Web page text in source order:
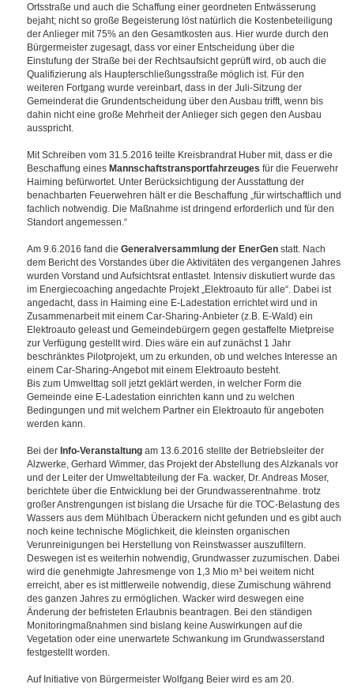
Ortsstraße und auch die Schaffung einer geordneten Entwässerung
bejaht; nicht so große Begeisterung löst natürlich die Kostenbeteiligung
der Anlieger mit 75% an den Gesamtkosten aus. Hier wurde durch den
Bürgermeister zugesagt, dass vor einer Entscheidung über die
Einstufung der Straße bei der Rechtsaufsicht geprüft wird, ob auch die
Qualifizierung als Haupterschließungsstraße möglich ist. Für den
weiteren Fortgang wurde vereinbart, dass in der Juli-Sitzung der
Gemeinderat die Grundentscheidung über den Ausbau trifft, wenn bis
dahin nicht eine große Mehrheit der Anlieger sich gegen den Ausbau
ausspricht.
Mit Schreiben vom 31.5.2016 teilte Kreisbrandrat Huber mit, dass er die
Beschaffung eines Mannschaftstransportfahrzeuges für die Feuerwehr
Haiming befürwortet. Unter Berücksichtigung der Ausstattung der
benachbarten Feuerwehren hält er die Beschaffung „für wirtschaftlich und
fachlich notwendig. Die Maßnahme ist dringend erforderlich und für den
Standort angemessen.“
Am 9.6.2016 fand die Generalversammlung der EnerGenstatt. Nach
dem Bericht des Vorstandes über die Aktivitäten des vergangenen Jahres
wurden Vorstand und Aufsichtsrat entlastet. Intensiv diskutiert wurde das
im Energiecoaching angedachte Projekt „Elektroauto für alle“. Dabei ist
angedacht, dass in Haiming eine E-Ladestation errichtet wird und in
Zusammenarbeit mit einem Car-Sharing-Anbieter (z.B. E-Wald) ein
Elektroauto geleast und Gemeindebürgern gegen gestaffelte Mietpreise
zur Verfügung gestellt wird. Dies wäre ein auf zunächst 1 Jahr
beschränktes Pilotprojekt, um zu erkunden, ob und welches Interesse an
einem Car-Sharing-Angebot mit einem Elektroauto besteht.
Bis zum Umwelttag soll jetzt geklärt werden, in welcher Form die
Gemeinde eine E-Ladestation einrichten kann und zu welchen
Bedingungen und mit welchem Partner ein Elektroauto für angeboten
werden kann.
Bei der Info-Veranstaltungam 13.6.2016 stellte der Betriebsleiter der
Alzwerke, Gerhard Wimmer, das Projekt der Abstellung des Alzkanals vor
und der Leiter der Umweltabteilung der Fa. wacker, Dr. Andreas Moser,
berichtete über die Entwicklung bei der Grundwasserentnahme. trotz
großer Anstrengungen ist bislang die Ursache für die TOC-Belastung des
Wassers aus dem Mühlbach Überackern nicht gefunden und es gibt auch
noch keine technische Möglichkeit, die kleinsten organischen
Verunreinigungen bei Herstellung von Reinstwasser auszufiltern.
Deswegen ist es weiterhin notwendig, Grundwasser zuzumischen. Dabei
wird die genehmigte Jahresmenge von 1,3 Mio m³ bei weitem nicht
erreicht, aber es ist mittlerweile notwendig, diese Zumischung während
des ganzen Jahres zu ermöglichen. Wacker wird deswegen eine
Änderung der befristeten Erlaubnis beantragen. Bei den ständigen
Monitoringmaßnahmen sind bislang keine Auswirkungen auf die
Vegetation oder eine unerwartete Schwankung im Grundwasserstand
festgestellt worden.
Auf Initiative von Bürgermeister Wolfgang Beier wird es am 20.